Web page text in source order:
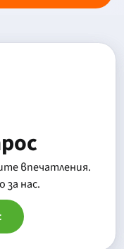
впечатления.
за нас.